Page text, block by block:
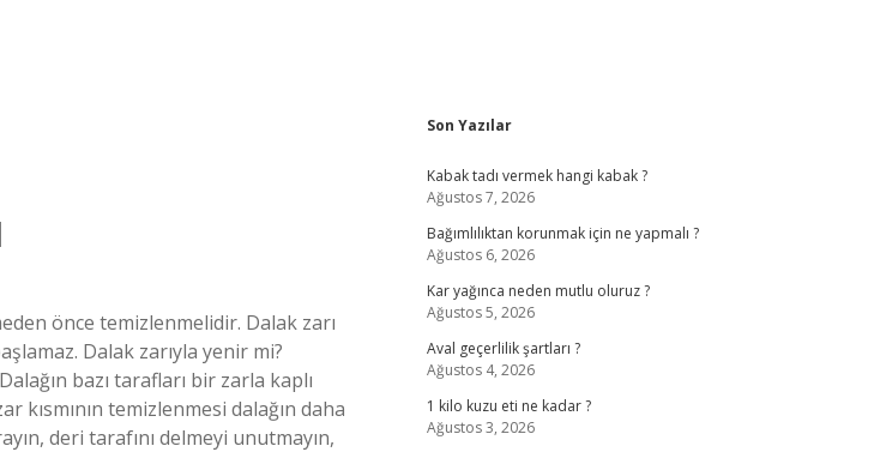
önce temizlenmelidir. Dalak zarı
Dalak zarıyla yenir mi?
bazı tarafları bir zarla kaplı
kısmının temizlenmesi dalağın daha
deri tarafını delmeyi unutmayın,
Sidebar
Son Yazılar
Kabak tadı vermek hangi kabak ?
Ağustos 7, 2026
Bağımlılıktan korunmak için ne yapmalı ?
Ağustos 6, 2026
Kar yağınca neden mutlu oluruz ?
Ağustos 5, 2026
Aval geçerlilik şartları ?
Ağustos 4, 2026
1 kilo kuzu eti ne kadar ?
Ağustos 3, 2026